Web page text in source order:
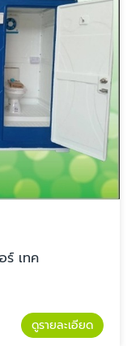
ร์ เทค
ดูรายละเอียด